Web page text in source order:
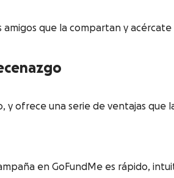
que la compartan y
ofrece una serie de ventajas
en GoFundMe es rápido,